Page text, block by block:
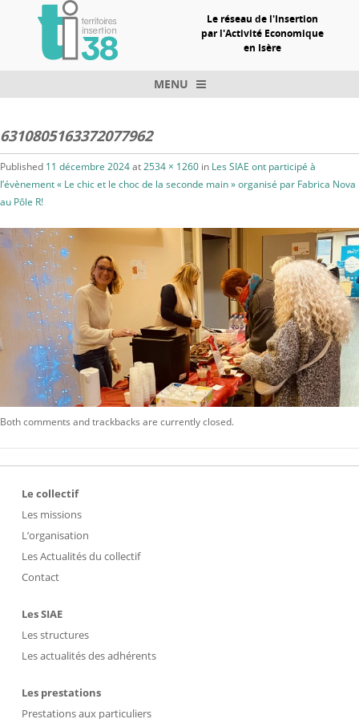
Le réseau de l'Insertion
par l'Activité Economique
en Isère
MENU
6310805163372077962
Published 11 décembre 2024at2534 × 1260 in Les SIAE ont participé à
l’évènement « Le chic et le choc de la seconde main » organisé par Fabrica Nova
au Pôle R!
Both comments and trackbacks are currently closed.
Le collectif
Les missions
L’organisation
Les Actualités du collectif
Contact
Les SIAE
Les structures
Les actualités des adhérents
Les prestations
Prestations aux particuliers